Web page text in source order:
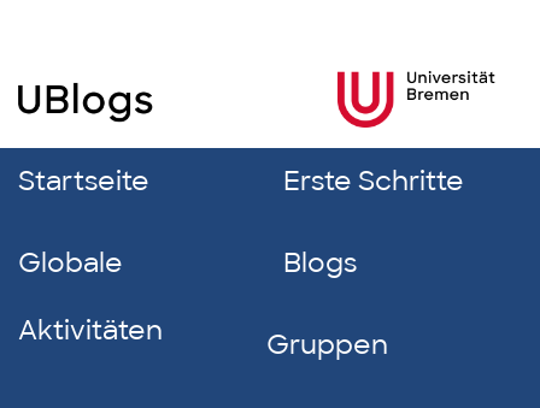
Startseite Erste Schritte
Globale
Aktivitäten
Blogs
Gruppen